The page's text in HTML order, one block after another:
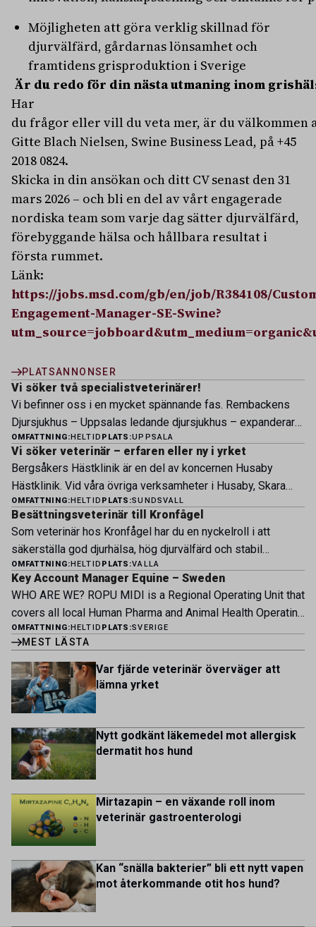
Möjligheten att göra verklig skillnad för
djurvälfärd, gårdarnas lönsamhet och
framtidens grisproduktion i Sverige
Är du redo för din nästa utmaning inom
Har
du frågor eller vill du veta mer, är du välkommen
Gitte Blach Nielsen, Swine Business Lead, på +45
2018 0824.
Skicka in din ansökan och ditt CV senast den 31
mars 2026 – och bli en del av vårt engagerade
nordiska team som varje dag sätter djurvälfärd,
förebyggande hälsa och hållbara resultat i
första rummet.
Länk:
https://jobs.msd.com/gb/en/job/R384108/
Engagement-Manager-SE-Swine?
PLATSANNONSER
Vi söker två specialistveterinärer!
Vi befinner oss i en mycket spännande fas. Rembackens
Djursjukhus – Uppsalas ledande djursjukhus – expanderar
nu sin specialistverksamhet och söker legitimerade
veterinärer med specialistkompetens som vill vara med
och forma vårt nästa kapitel. Hos oss möter du ett
engagerat team, moderna faciliteter och verkliga
möjligheter att bedriva avancerad djursjukvård. Vad vi
erbjuder Särskilt meriterande: […]
OMFATTNING:HELTID PLATS:UPPSALA
Vi söker veterinär – erfaren eller ny i yrket
Bergsåkers Hästklinik är en del av koncernen Husaby
Hästklinik. Vid våra övriga verksamheter i Husaby, Skara
och Bjertorp jobbar idag ett 60-tal medarbetare. Om kliniken
Bergsåkers Hästklinik bedriver veterinärverksamhet i en
modern klinik vid Bergsåkers travbana, Sundsvall. Vi
erbjuder ett mångfasetterat utbud av undersökningar och
behandlingar i välutrustade lokaler. Vi har cirka 7 500
patienter […]
OMFATTNING:HELTID PLATS:SUNDSVALL
Besättningsveterinär till Kronfågel
Som veterinär hos Kronfågel har du en nyckelroll i att
säkerställa god djurhälsa, hög djurvälfärd och stabil
produktion genom hela värdekedjan. Du arbetar nära våra
kontrakterade uppfödare och tillsammans med kollegor
inom produktion, kläckeri, slakt och kvalitet. Rollen präglas
av proaktivt arbete, kunskapsdelning och kontinuerlig
utveckling, där du bidrar till att stärka svensk
kycklingproduktion – […]
OMFATTNING:HELTID PLATS:VALLA
Key Account Manager Equine – Sweden
WHO ARE WE? ROPU MIDI is a Regional Operating Unit that
covers all local Human Pharma and Animal Health Operating
Units across Belgium, Denmark, Norway, Finland, Greece,
Portugal, Sweden, and The Netherlands. MIDI has a
multicultural and diverse work environment. More than
1.800 employees are striving to work together to improve
lives for patients and […]
OMFATTNING:HELTID PLATS:SVERIGE
MEST LÄSTA
Var fjärde veterinär överväger att
lämna yrket
Nytt godkänt läkemedel mot allergisk
dermatit hos hund
Mirtazapin – en växande roll inom
veterinär gastroenterologi
Kan “snälla bakterier” bli ett nytt vapen
mot återkommande otit hos hund?